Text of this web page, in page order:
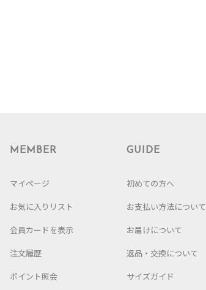
MEMBER
マイページ
お気に入りリスト
会員カードを表示
注文履歴
ポイント照会
GUIDE
初めての方へ
お支払い方法について
お届けについて
返品・交換について
サイズガイド